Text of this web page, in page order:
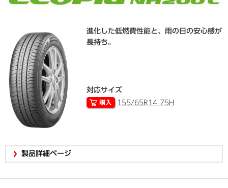
進化した低燃費性能と、雨の日の安心感が
長持ち。
対応サイズ
155/65R14 75H
製品詳細ページ